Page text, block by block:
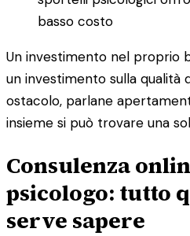
basso costo
Un investimento nel proprio
un investimento sulla qualità
ostacolo, parlane
insieme si può trovare una
Consulenza
psicologo: tutto
serve sapere